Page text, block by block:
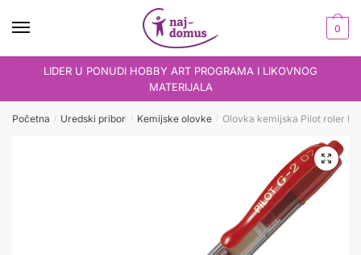
0
LIDER U PONUDI HOBBY ART PROGRAMA I LIKOVNOG
MATERIJALA
Početna / Uredski pribor / Kemijske olovke / Olovka kemijska Pilot roler